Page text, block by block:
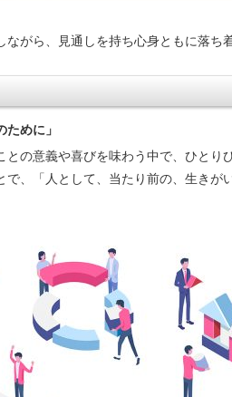
がら、見通しを持ち心身ともに落ち
めに」
の意義や喜びを味わう中で、ひとり
、「人として、当たり前の、生きが